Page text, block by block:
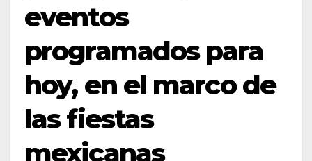
eventos
programados para
hoy, en el marco de
las fiestas
mexicanas